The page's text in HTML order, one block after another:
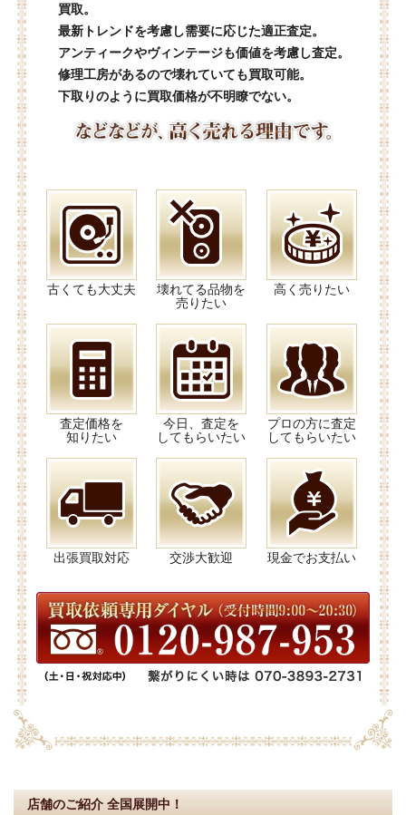
買取。
最新トレンドを考慮し需要に応じた適正査定。
アンティークやヴィンテージも価値を考慮し査定。
修理工房があるので壊れていても買取可能。
下取りのように買取価格が不明瞭でない。
古くても大丈夫
壊れてる品物を
売りたい
高く売りたい
査定価格を
知りたい
今日、査定を
してもらいたい
プロの方に査定
してもらいたい
出張買取対応 交渉大歓迎 現金でお支払い
店舗のご紹介 全国展開中！